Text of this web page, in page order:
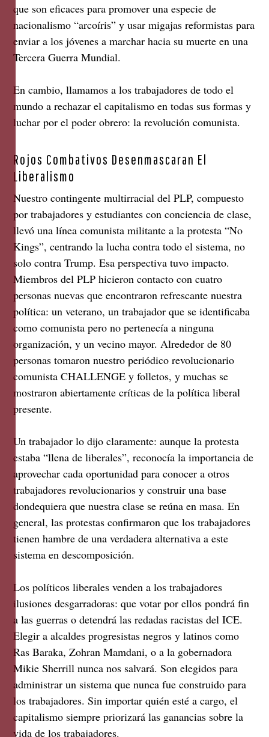
que son eficaces para promover una especie de
nacionalismo “arcoíris” y usar migajas reformistas para
enviar a los jóvenes a marchar hacia su muerte en una
Tercera Guerra Mundial.
En cambio, llamamos a los trabajadores de todo el
mundo a rechazar el capitalismo en todas sus formas y
luchar por el poder obrero: la revolución comunista.
Rojos Combativos Desenmascaran El
Liberalismo
Nuestro contingente multirracial del PLP, compuesto
por trabajadores y estudiantes con conciencia de clase,
llevó una línea comunista militante a la protesta “No
Kings”, centrando la lucha contra todo el sistema, no
solo contra Trump. Esa perspectiva tuvo impacto.
Miembros del PLP hicieron contacto con cuatro
personas nuevas que encontraron refrescante nuestra
política: un veterano, un trabajador que se identificaba
como comunista pero no pertenecía a ninguna
organización, y un vecino mayor. Alrededor de 80
personas tomaron nuestro periódico revolucionario
comunista CHALLENGE y folletos, y muchas se
mostraron abiertamente críticas de la política liberal
presente.
Un trabajador lo dijo claramente: aunque la protesta
estaba “llena de liberales”, reconocía la importancia de
aprovechar cada oportunidad para conocer a otros
trabajadores revolucionarios y construir una base
dondequiera que nuestra clase se reúna en masa. En
general, las protestas confirmaron que los trabajadores
tienen hambre de una verdadera alternativa a este
sistema en descomposición.
Los políticos liberales venden a los trabajadores
ilusiones desgarradoras: que votar por ellos pondrá fin
a las guerras o detendrá las redadas racistas del ICE.
Elegir a alcaldes progresistas negros y latinos como
Ras Baraka, Zohran Mamdani, o a la gobernadora
Mikie Sherrill nunca nos salvará. Son elegidos para
administrar un sistema que nunca fue construido para
los trabajadores. Sin importar quién esté a cargo, el
capitalismo siempre priorizará las ganancias sobre la
vida de los trabajadores.